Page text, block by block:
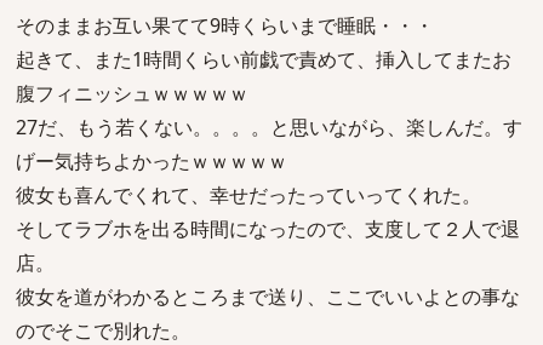
そのままお互い果てて9時くらいまで睡眠・・・
起きて、また1時間くらい前戯で責めて、挿入してまたお
腹フィニッシュｗｗｗｗｗ
27だ、もう若くない。。。。と思いながら、楽しんだ。す
げー気持ちよかったｗｗｗｗｗ
彼女も喜んでくれて、幸せだったっていってくれた。
そしてラブホを出る時間になったので、支度して２人で退
店。
彼女を道がわかるところまで送り、ここでいいよとの事な
のでそこで別れた。